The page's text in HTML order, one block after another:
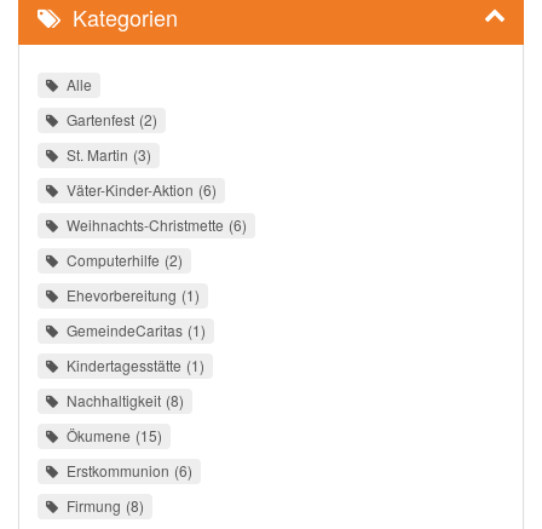
Kategorien
Alle
Gartenfest 2
St. Martin 3
Väter-Kinder-Aktion 6
Weihnachts-Christmette 6
Computerhilfe 2
Ehevorbereitung 1
GemeindeCaritas 1
Kindertagesstätte 1
Nachhaltigkeit 8
Ökumene 15
Erstkommunion 6
Firmung 8